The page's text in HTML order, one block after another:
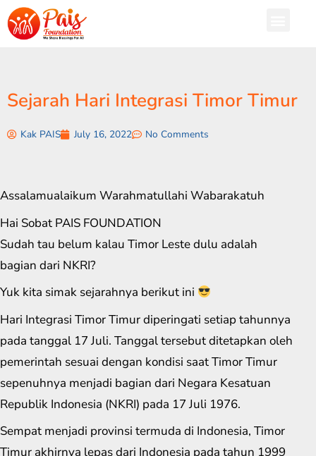
Sejarah Hari Integrasi Timor Timur
Kak PAIS July 16, 2022 No Comments
Assalamualaikum Warahmatullahi Wabarakatuh
Hai Sobat PAIS FOUNDATION
Sudah tau belum kalau Timor Leste dulu adalah
bagian dari NKRI?
Yuk kita simak sejarahnya berikut ini
Hari Integrasi Timor Timur diperingati setiap tahunnya
pada tanggal 17 Juli. Tanggal tersebut ditetapkan oleh
pemerintah sesuai dengan kondisi saat Timor Timur
sepenuhnya menjadi bagian dari Negara Kesatuan
Republik Indonesia (NKRI) pada 17 Juli 1976.
Sempat menjadi provinsi termuda di Indonesia, Timor
Timur akhirnya lepas dari Indonesia pada tahun 1999